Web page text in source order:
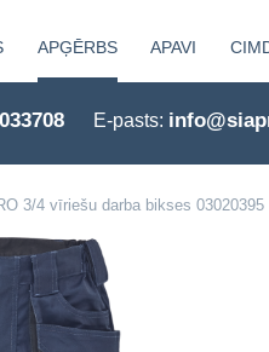
APĢĒRBS APAVI
E-pasts:
3/4 vīriešu darba bikses 03020395